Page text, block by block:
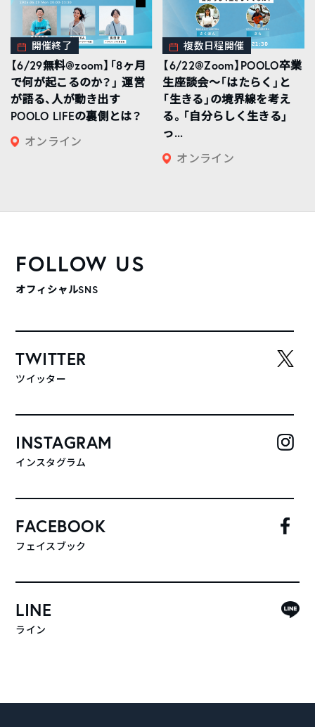
開催終了
【6/29無料@zoom】「8ヶ月
で何が起こるのか？」 運営
が語る、人が動き出す
POOLO LIFEの裏側とは？
オンライン
複数日程開催
【6/22@Zoom】POOLO卒業
生座談会〜「はたらく」と
「生きる」の境界線を考え
る。「自分らしく生きる」
っ...
オンライン
FOLLOW US
オフィシャルSNS
TWITTER
ツイッター
INSTAGRAM
インスタグラム
FACEBOOK
フェイスブック
LINE
ライン